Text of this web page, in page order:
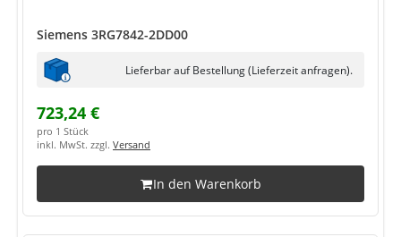
Siemens 3RG7842-2DD00
Lieferbar auf Bestellung (Lieferzeit anfragen).
723,24 €
pro 1 Stück
inkl. MwSt. zzgl. Versand
In den Warenkorb